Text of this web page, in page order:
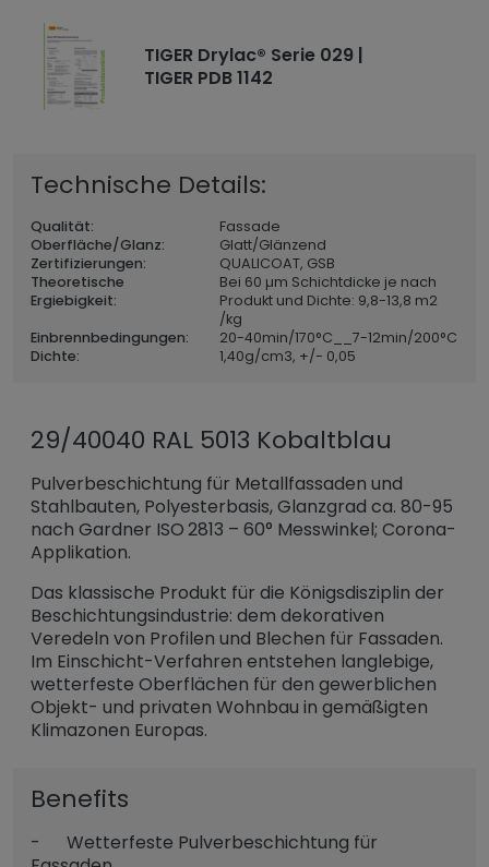
TIGER Drylac® Serie 029 |
TIGER PDB 1142
Technische Details:
Qualität:
Fassade
Oberfläche/Glanz:
Glatt/Glänzend
Zertifizierungen:
QUALICOAT, GSB
Theoretische
Ergiebigkeit:
Bei 60 µm Schichtdicke je nach
Produkt und Dichte: 9,8-13,8 m2
/kg
Einbrennbedingungen:
20-40min/170°C__7-12min/200°C
Dichte:
1,40g/cm3, +/- 0,05
29/40040 RAL 5013 Kobaltblau
Pulverbeschichtung für Metallfassaden und
Stahlbauten, Polyesterbasis, Glanzgrad ca. 80-95
nach Gardner ISO 2813 – 60° Messwinkel; Corona-
Applikation.
Das klassische Produkt für die Königsdisziplin der
Beschichtungsindustrie: dem dekorativen
Veredeln von Profilen und Blechen für Fassaden.
Im Einschicht-Verfahren entstehen langlebige,
wetterfeste Oberflächen für den gewerblichen
Objekt- und privaten Wohnbau in gemäßigten
Klimazonen Europas.
Benefits
- Wetterfeste Pulverbeschichtung für